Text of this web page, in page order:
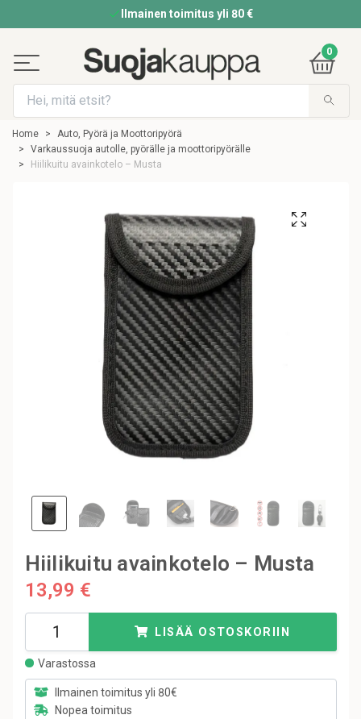
Ilmainen toimitus yli 80 €
0
Home
Auto, Pyörä ja Moottoripyörä
Varkaussuoja autolle, pyörälle ja moottoripyörälle
Hiilikuitu avainkotelo – Musta
Hiilikuitu avainkotelo – Musta
13,99 €
LISÄÄ OSTOSKORIIN
Varastossa
Ilmainen toimitus yli 80€
Nopea toimitus